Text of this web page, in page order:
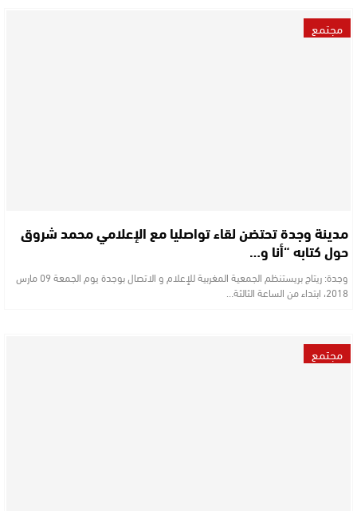
مجتمع
مدينة وجدة تحتضن لقاء تواصليا مع الإعلامي محمد شروق
حول كتابه “أنا و…
وجدة: ريتاج بريستنظم الجمعية المغربية للإعلام و الاتصال بوجدة يوم الجمعة 09 مارس
2018، ابتداء من الساعة الثالثة…
مجتمع